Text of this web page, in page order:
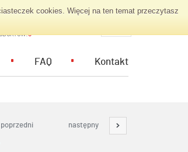
cookies. Więcej na ten temat przeczytasz
0
FAQ Kontakt
następny
poprzedni